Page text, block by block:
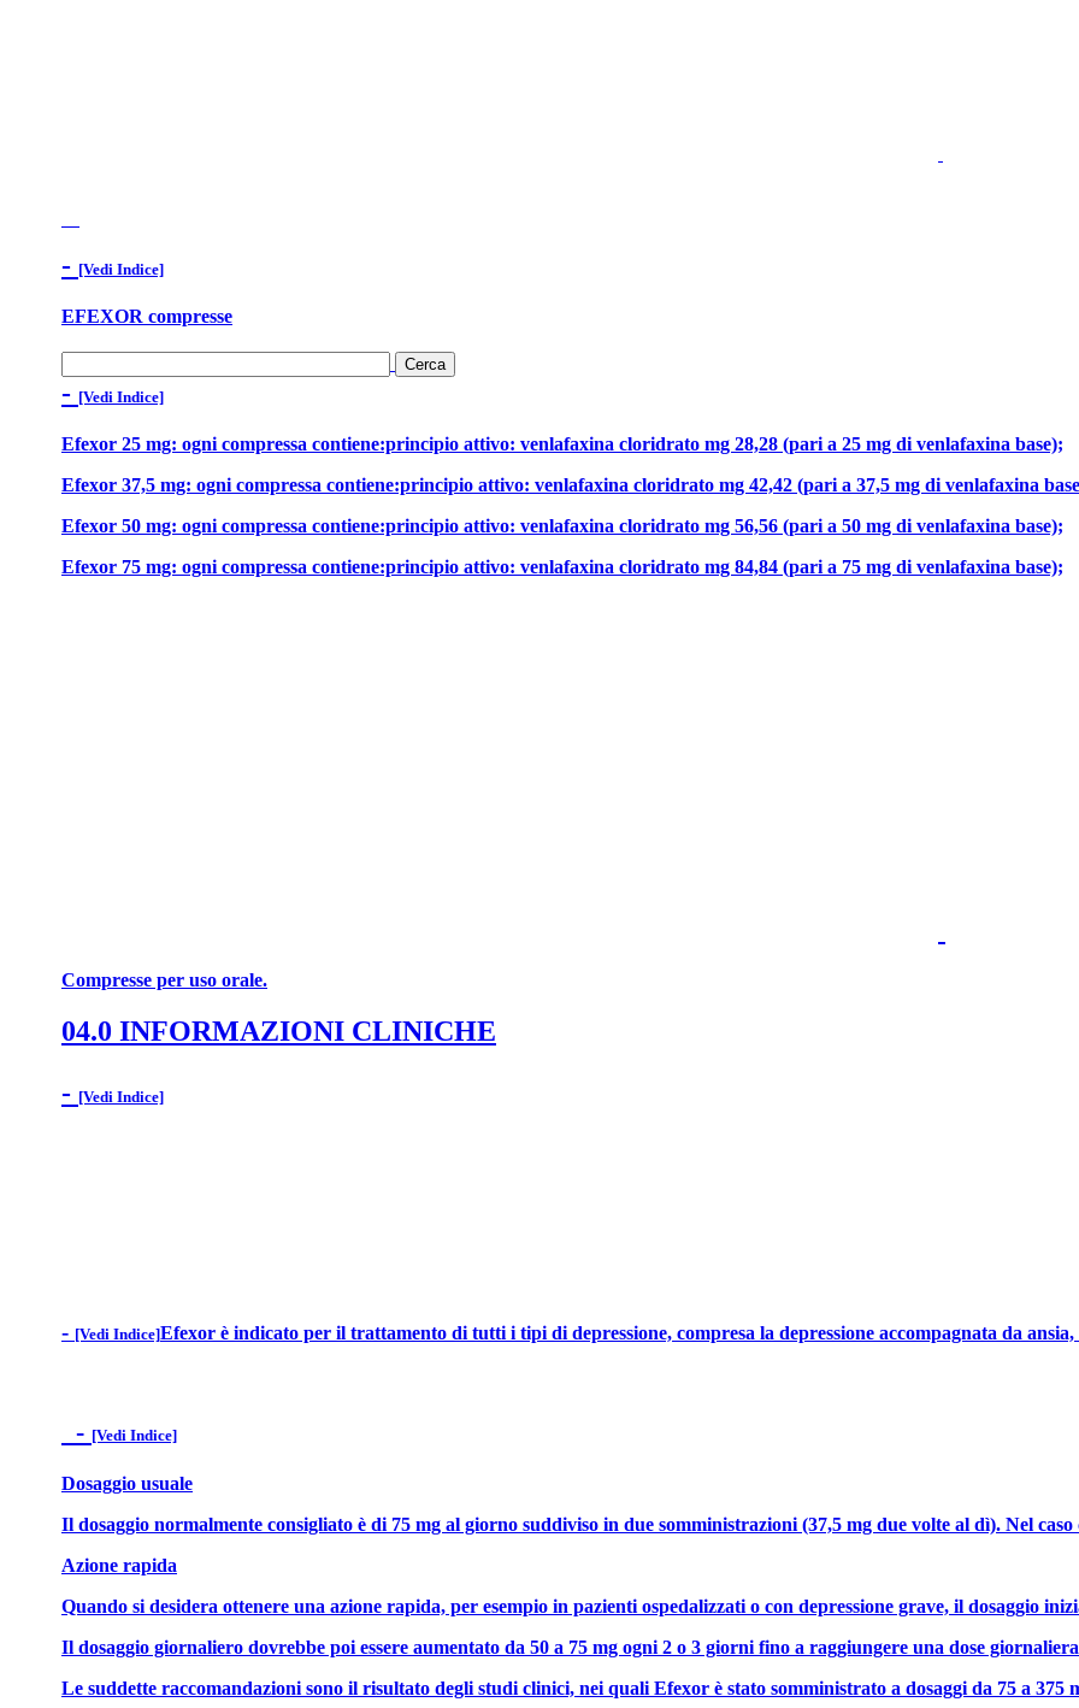
- [Vedi Indice]
EFEXOR compresse
- [Vedi Indice]
Efexor 25 mg: ogni compressa contiene:principio attivo: venlafaxina cloridrato mg 28,28 (pari a 25 mg di venlafaxina base);
Efexor 37,5 mg: ogni compressa contiene:principio attivo: venlafaxina cloridrato mg 42,42 (pari a 37,5 mg di venlafaxina
Efexor 50 mg: ogni compressa contiene:principio attivo: venlafaxina cloridrato mg 56,56 (pari a 50 mg di venlafaxina base);
Efexor 75 mg: ogni compressa contiene:principio attivo: venlafaxina cloridrato mg 84,84 (pari a 75 mg di venlafaxina base);
Compresse per uso orale.
04.0 INFORMAZIONI CLINICHE
- [Vedi Indice]
- [Vedi Indice]Efexor è indicato per il trattamento di tutti i tipi di depressione, compresa la depressione accompagnata da
- [Vedi Indice]
Dosaggio usuale
Il dosaggio normalmente consigliato è di 75 mg al giorno suddiviso in due somministrazioni (37,5 mg due volte al dì). Nel
Azione rapida
Quando si desidera ottenere una azione rapida, per esempio in pazienti ospedalizzati o con depressione grave, il dosaggio
Il dosaggio giornaliero dovrebbe poi essere aumentato da 50 a 75 mg ogni 2 o 3 giorni fino a raggiungere una dose
Le suddette raccomandazioni sono il risultato degli studi clinici, nei quali Efexor è stato somministrato a dosaggi da 75 a 375